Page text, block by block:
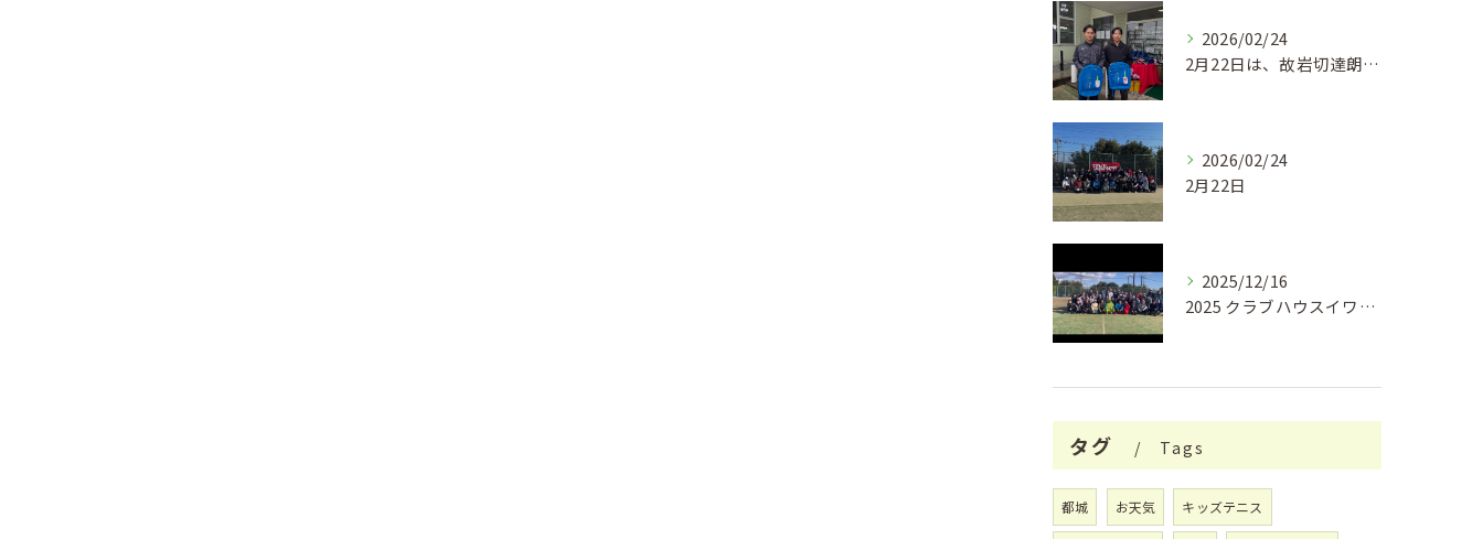
2026/02/24
2月22日は、故岩切達朗さんのお誕生日で、今年はちょうどこの...
2026/02/24
2月22日
2025/12/16
2025 クラブハウスイワキリ クリスマスフェス🎄
タグ Tags
都城 お天気 キッズテニス